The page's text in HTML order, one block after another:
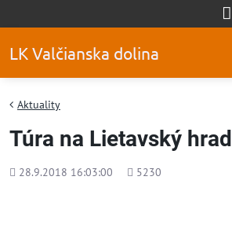
LK Valčianska dolina
Aktuality
Túra na Lietavský hrad
Pridané
28.9.2018 16:03:00
Počet
5230